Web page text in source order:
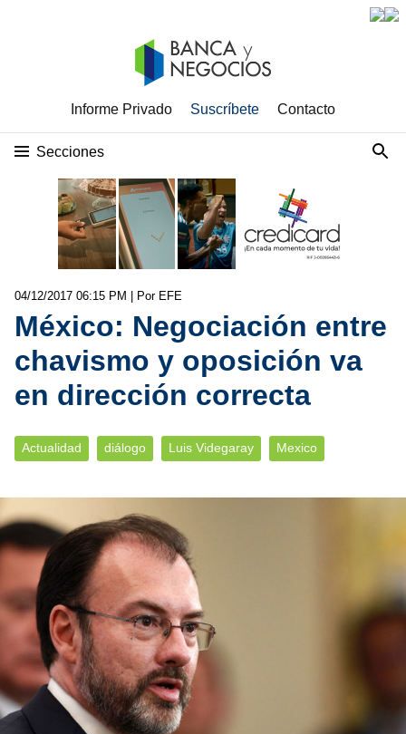
Informe Privado Suscríbete Contacto
Secciones
04/12/2017 06:15 PM | Por EFE
México: Negociación entre
chavismo y oposición va
en dirección correcta
Actualidad diálogo Luis Videgaray Mexico